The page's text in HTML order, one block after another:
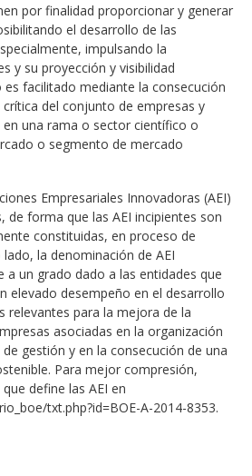
por finalidad proporcionar y generar
el desarrollo de las
impulsando la
y su proyección y visibilidad
facilitado mediante la consecución
del conjunto de empresas y
una rama o sector científico o
o segmento de mercado
Empresariales Innovadoras (AEI)
de forma que las AEI incipientes son
constituidas, en proceso de
la denominación de AEI
a un grado dado a las entidades que
elevado desempeño en el desarrollo
relevantes para la mejora de la
asociadas en la organización
gestión y en la consecución de una
Para mejor compresión,
define las AEI en
txt.php?id=BOE-A-2014-8353.